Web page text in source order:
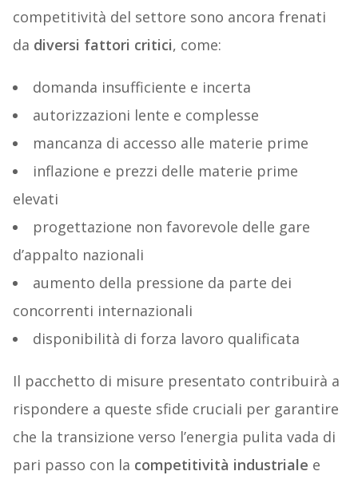
competitività del settore sono ancora frenati
da diversi fattori critici, come:
domanda insufficiente e incerta
autorizzazioni lente e complesse
mancanza di accesso alle materie prime
inflazione e prezzi delle materie prime
elevati
progettazione non favorevole delle gare
d’appalto nazionali
aumento della pressione da parte dei
concorrenti internazionali
disponibilità di forza lavoro qualificata
Il pacchetto di misure presentato contribuirà a
rispondere a queste sfide cruciali per garantire
che la transizione verso l’energia pulita vada di
pari passo con la competitività industriale e